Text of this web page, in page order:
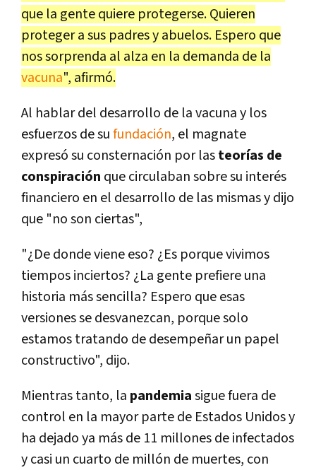
que la gente quiere protegerse. Quieren
proteger a sus padres y abuelos. Espero que
nos sorprenda al alza en la demanda de la
vacuna", afirmó.
Al hablar del desarrollo de la vacuna y los
esfuerzos de sufundación, el magnate
expresó su consternación por lasteorías de
conspiración que circulaban sobre su interés
financiero en el desarrollo de las mismas y dijo
que "no son ciertas",
"¿De donde viene eso? ¿Es porque vivimos
tiempos inciertos? ¿La gente prefiere una
historia más sencilla? Espero que esas
versiones se desvanezcan, porque solo
estamos tratando de desempeñar un papel
constructivo", dijo.
Mientras tanto, la pandemiasigue fuera de
control en la mayor parte de Estados Unidos y
ha dejado ya más de 11 millones de infectados
y casi un cuarto de millón de muertes, con